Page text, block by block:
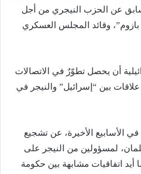
عن الحزب النيجري من أجل
بازوم”، وقائد المجلس العسكري
أن يحصل تطوّرٌ في الاتصالات
بين “إسرائيل” والنيجر في
في الأسابيع الأخيرة، عن تشجيع
لمسؤولين من النيجر على
أيد اتفاقيات مشابهة بين حكومة